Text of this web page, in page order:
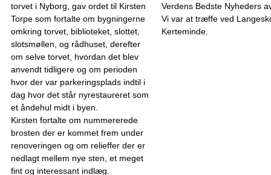
torvet i Nyborg, gav ordet til Kirsten
Torpe som fortalte om bygningerne
omkring torvet, biblioteket, slottet,
slotsmøllen, og rådhuset, derefter
om selve torvet, hvordan det blev
anvendt tidligere og om perioden
hvor der var parkeringsplads indtil i
dag hvor det står nyrestaureret som
et åndehul midt i byen.
Kirsten fortalte om nummererede
brosten der er kommet frem under
renoveringen og om relieffer der er
nedlagt mellem nye sten, et meget
fint og interessant indlæg.
Verdens Bedste Nyheders
Vi var at træffe ved
Kerteminde.